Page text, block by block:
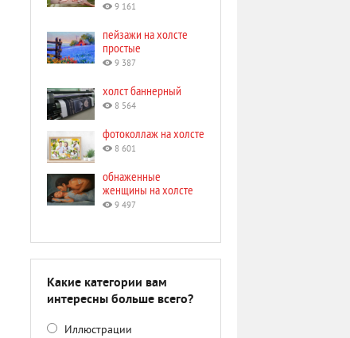
9 161
пейзажи на холсте
простые
9 387
холст баннерный
8 564
фотоколлаж на холсте
8 601
обнаженные
женщины на холсте
9 497
Какие категории вам
интересны больше всего?
Иллюстрации